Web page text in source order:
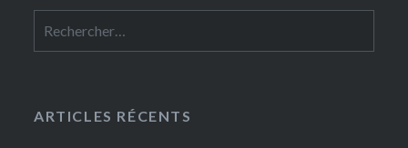
ARTICLES RÉCENTS